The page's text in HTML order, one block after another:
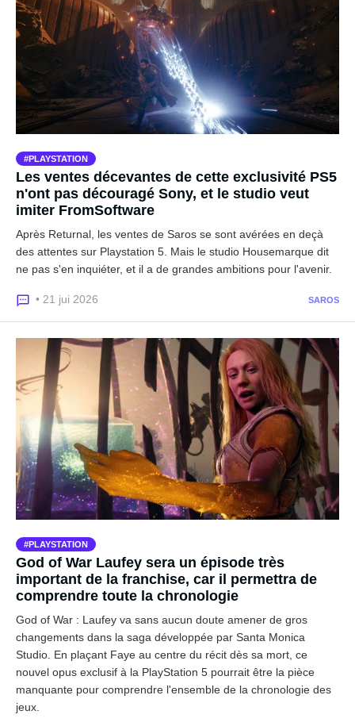
PLAYSTATION
Les ventes décevantes de cette exclusivité PS5
n'ont pas découragé Sony, et le studio veut
imiter FromSoftware
Après Returnal, les ventes de Saros se sont avérées en deçà
des attentes sur Playstation 5. Mais le studio Housemarque dit
ne pas s'en inquiéter, et il a de grandes ambitions pour l'avenir.
• 21 jui 2026 SAROS
PLAYSTATION
God of War Laufey sera un épisode très
important de la franchise, car il permettra de
comprendre toute la chronologie
God of War : Laufey va sans aucun doute amener de gros
changements dans la saga développée par Santa Monica
Studio. En plaçant Faye au centre du récit dès sa mort, ce
nouvel opus exclusif à la PlayStation 5 pourrait être la pièce
manquante pour comprendre l'ensemble de la chronologie des
jeux.